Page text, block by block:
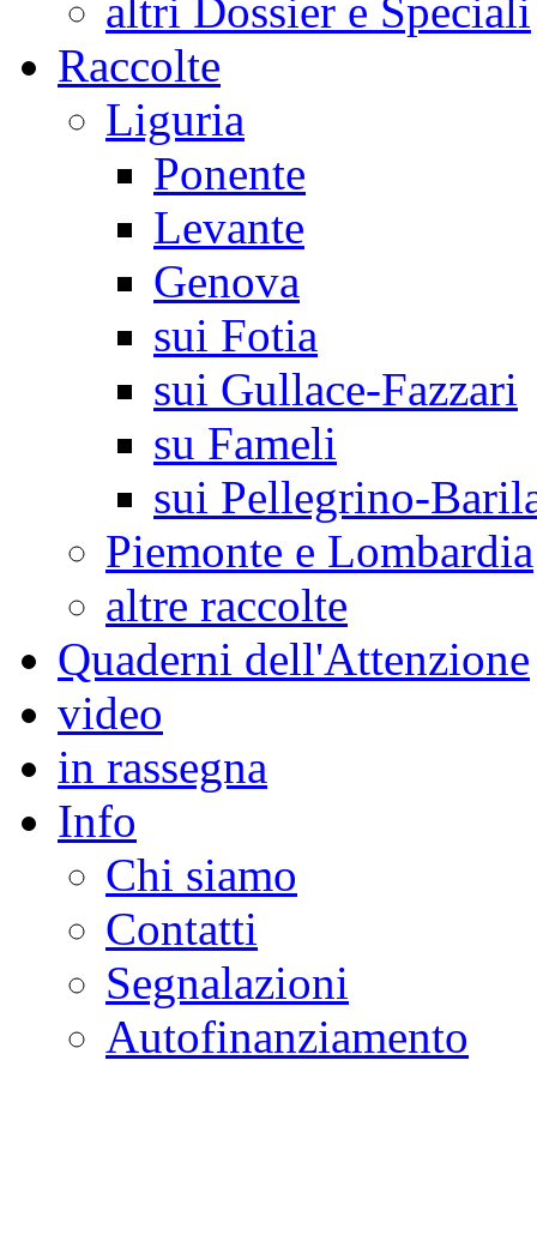
altri Dossier e Speciali
Raccolte
Liguria
Ponente
Levante
Genova
sui Fotia
sui Gullace-Fazzari
su Fameli
sui Pellegrino-
Piemonte e Lombardia
altre raccolte
Quaderni dell'Attenzione
video
in rassegna
Info
Chi siamo
Contatti
Segnalazioni
Autofinanziamento